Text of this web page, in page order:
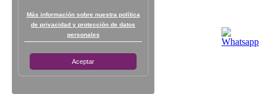
Más información sobre nuestra política
de privacidad y protección de datos
personales
Aceptar